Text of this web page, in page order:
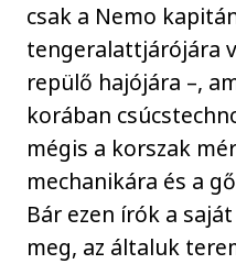
csak a Nemo
tengeralattjárójára
repülő hajójára –,
korában
mégis a korszak
mechanikára és a
Bár ezen írók a
meg, az általuk